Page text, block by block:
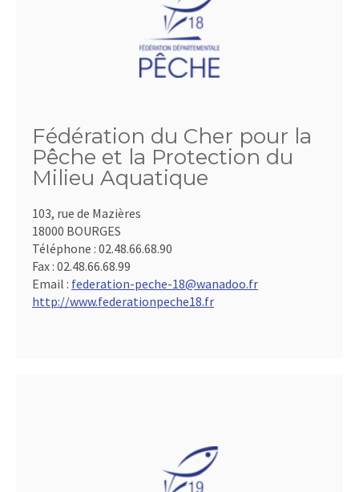
Fédération du Cher pour la
Pêche et la Protection du
Milieu Aquatique
103, rue de Mazières
18000 BOURGES
Téléphone : 02.48.66.68.90
Fax : 02.48.66.68.99
Email : federation-peche-18@wanadoo.fr
http://www.federationpeche18.fr